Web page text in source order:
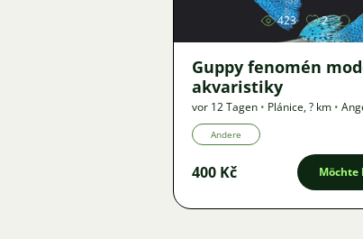
423 2
Guppy fenomén
akvaristiky
vor 12 Tagen • Plánice,? km •
Andere
400 Kč Möchte